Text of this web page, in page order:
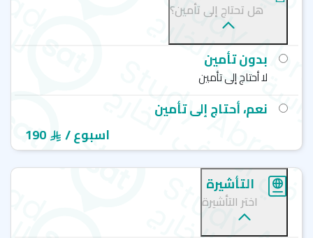
افضل معاهد انجليزي في بريطانيا
إي أف فرست - أكسفورد - EF Education First
إي أف فرست - لندن - EF Education First
نيو كوليدج جروب -ليفربول - New College Group (ncg)
ستافورد هاوس - لندن - Stafford House
هل تحتاج إلى تأمين؟
بدون تأمين
لا أحتاج إلى تأمين
نعم، أحتاج إلى تأمين
190
/ اسبوع
التأشيرة
اختر التأشيرة